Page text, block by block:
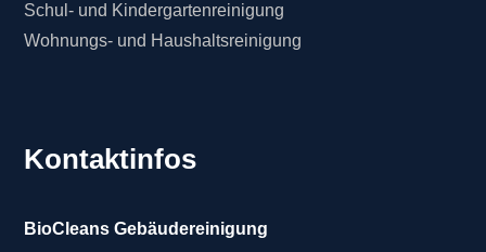
Schul- und Kindergartenreinigung
Wohnungs- und Haushaltsreinigung
Kontaktinfos
BioCleans Gebäudereinigung